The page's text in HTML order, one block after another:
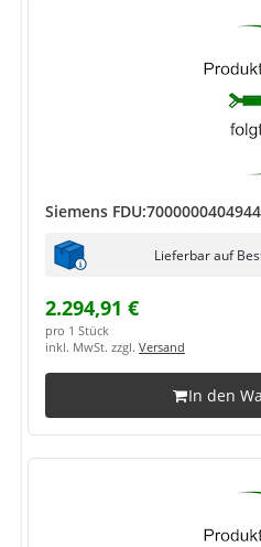
Siemens
Lieferbar auf
2.294,91 €
pro 1 Stück
inkl. MwSt. zzgl. Versand
In den